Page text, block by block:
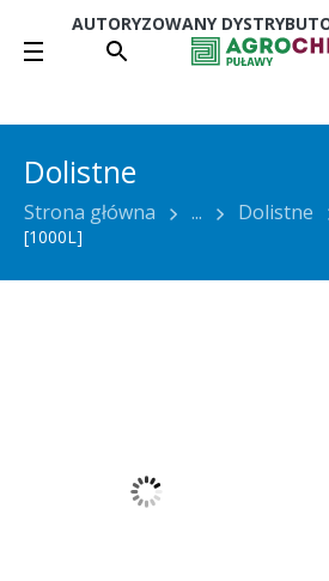
AUTORYZOWANY
Dolistne
Strona główna ... Dolistne
[1000L]